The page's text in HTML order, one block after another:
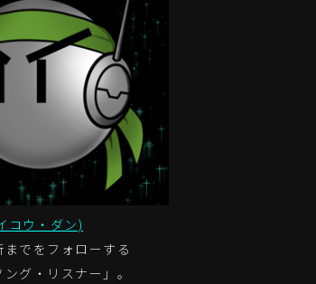
コウ・ダン)
までをフォローする
ング・リスナー」。